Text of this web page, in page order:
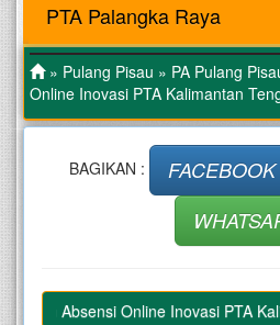
PTA Palangka Raya
» Pulang Pisau » PA Pulang
Online Inovasi PTA Kalimantan
BAGIKAN : FACEBOOK
Absensi Online Inovasi PTA